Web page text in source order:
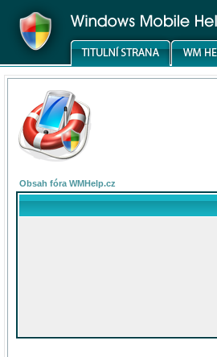
Obsah fóra WMHelp.cz